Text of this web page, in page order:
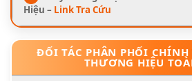
Hiệu – Link Tra Cứu
ĐỐI TÁC PHÂN PHỐI CHÍNH
THƯƠNG HIỆU